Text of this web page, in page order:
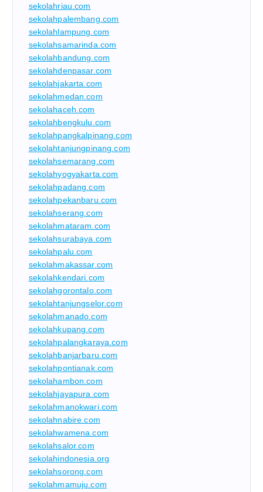
sekolahriau.com
sekolahpalembang.com
sekolahlampung.com
sekolahsamarinda.com
sekolahbandung.com
sekolahdenpasar.com
sekolahjakarta.com
sekolahmedan.com
sekolahaceh.com
sekolahbengkulu.com
sekolahpangkalpinang.com
sekolahtanjungpinang.com
sekolahsemarang.com
sekolahyogyakarta.com
sekolahpadang.com
sekolahpekanbaru.com
sekolahserang.com
sekolahmataram.com
sekolahsurabaya.com
sekolahpalu.com
sekolahmakassar.com
sekolahkendari.com
sekolahgorontalo.com
sekolahtanjungselor.com
sekolahmanado.com
sekolahkupang.com
sekolahpalangkaraya.com
sekolahbanjarbaru.com
sekolahpontianak.com
sekolahambon.com
sekolahjayapura.com
sekolahmanokwari.com
sekolahnabire.com
sekolahwamena.com
sekolahsalor.com
sekolahindonesia.org
sekolahsorong.com
sekolahmamuju.com